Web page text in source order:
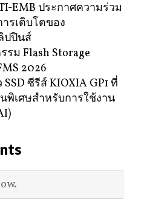
EMB ประกาศความร่วม
รเติบโตของ
ปปินส์
ม Flash Storage
2026
ซีรีส์ KIOXIA GP1 ที่
นพิเศษสำหรับการใช้งาน